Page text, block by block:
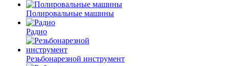
Полировальные машины
Радио
Резьбонарезной инструмент